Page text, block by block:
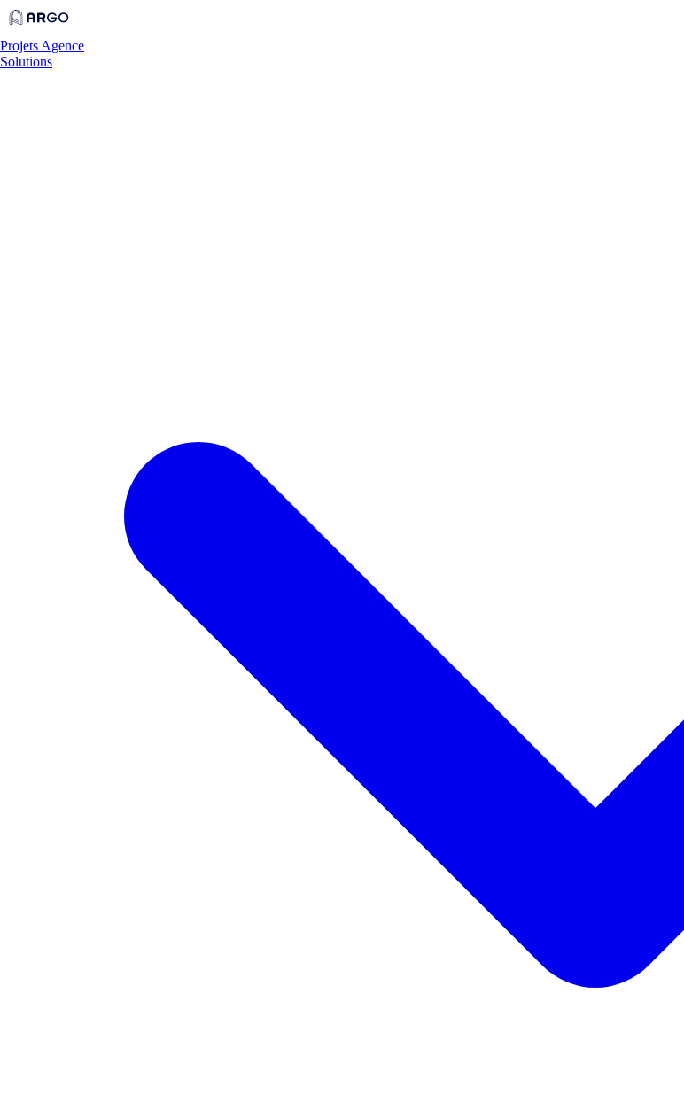
Projets Agence
Solutions